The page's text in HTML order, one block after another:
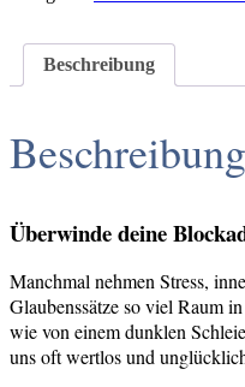
Beschreibung
Beschreibung
Überwinde deine
Manchmal nehmen Stress,
Glaubenssätze so viel Raum
wie von einem dunklen
uns oft wertlos und